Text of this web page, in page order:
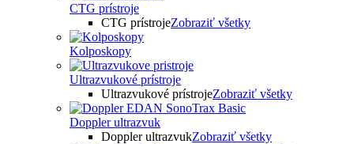
CTG prístroje
CTG prístrojeZobraziť všetky
Kolposkopy
Ultrazvukové prístroje
Ultrazvukové prístrojeZobraziť všetky
Doppler ultrazvuk
Doppler ultrazvukZobraziť všetky